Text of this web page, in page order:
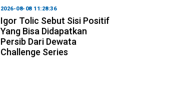
2026-08-08 11:28:36
Igor Tolic Sebut Sisi Positif
Yang Bisa Didapatkan
Persib Dari Dewata
Challenge Series